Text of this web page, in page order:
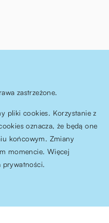
zastrzeżone.
pliki cookies. Korzystanie z
oznacza, że będą one
końcowym. Zmiany
momencie. Więcej
prywatności.